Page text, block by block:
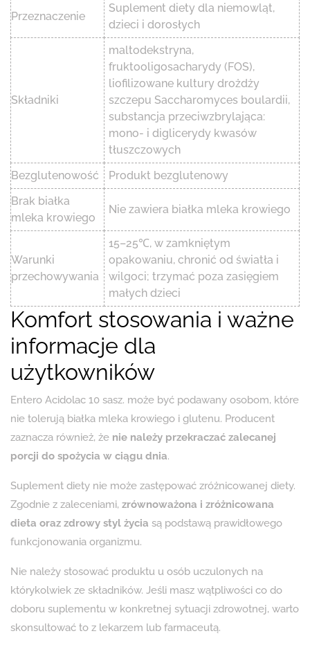
Przeznaczenie
Suplement diety dla niemowląt,
dzieci i dorosłych
Składniki
maltodekstryna,
fruktooligosacharydy (FOS),
liofilizowane kultury drożdży
szczepu Saccharomyces boulardii,
substancja przeciwzbrylająca:
mono- i diglicerydy kwasów
tłuszczowych
Bezglutenowość
Produkt bezglutenowy
Brak białka
mleka krowiego
Nie zawiera białka mleka krowiego
Warunki
przechowywania
15–25℃, w zamkniętym
opakowaniu, chronić od światła i
wilgoci; trzymać poza zasięgiem
małych dzieci
Komfort stosowania i ważne
informacje dla
użytkowników
Entero Acidolac 10 sasz. może być podawany osobom, które
nie tolerują białka mleka krowiego i glutenu. Producent
zaznacza również, że nie należy przekraczać zalecanej
porcji do spożycia w ciągu dnia.
Suplement diety nie może zastępować zróżnicowanej diety.
Zgodnie z zaleceniami, zrównoważona i zróżnicowana
dieta oraz zdrowy styl życia są podstawą prawidłowego
funkcjonowania organizmu.
Nie należy stosować produktu u osób uczulonych na
którykolwiek ze składników. Jeśli masz wątpliwości co do
doboru suplementu w konkretnej sytuacji zdrowotnej, warto
skonsultować to z lekarzem lub farmaceutą.